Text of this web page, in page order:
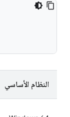
النظام الأساسي